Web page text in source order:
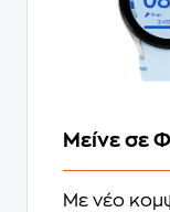
Μείνε σε
Με νέο